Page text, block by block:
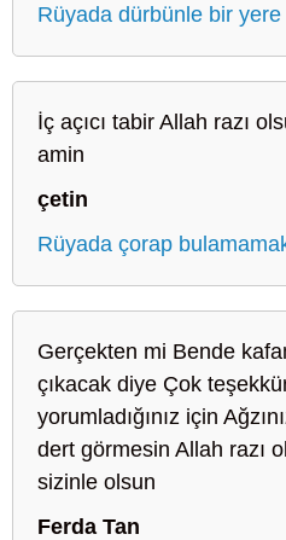
Rüyada dürbünle bir
İç açıcı tabir Allah razı
amin
çetin
Rüyada çorap
Gerçekten mi Bende
çıkacak diye Çok
yorumladığınız için
dert görmesin Allah razı
sizinle olsun
Ferda Tan